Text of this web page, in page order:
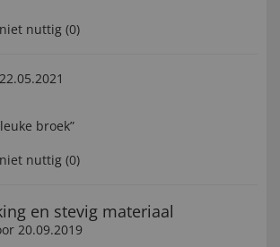
niet nuttig (0)
22.05.2021
broek”
niet nuttig (0)
en stevig materiaal
20.09.2019